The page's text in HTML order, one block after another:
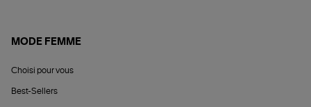
MODE FEMME
Choisi pour vous
Best-Sellers